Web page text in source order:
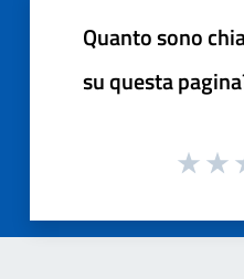
Quanto sono
su questa